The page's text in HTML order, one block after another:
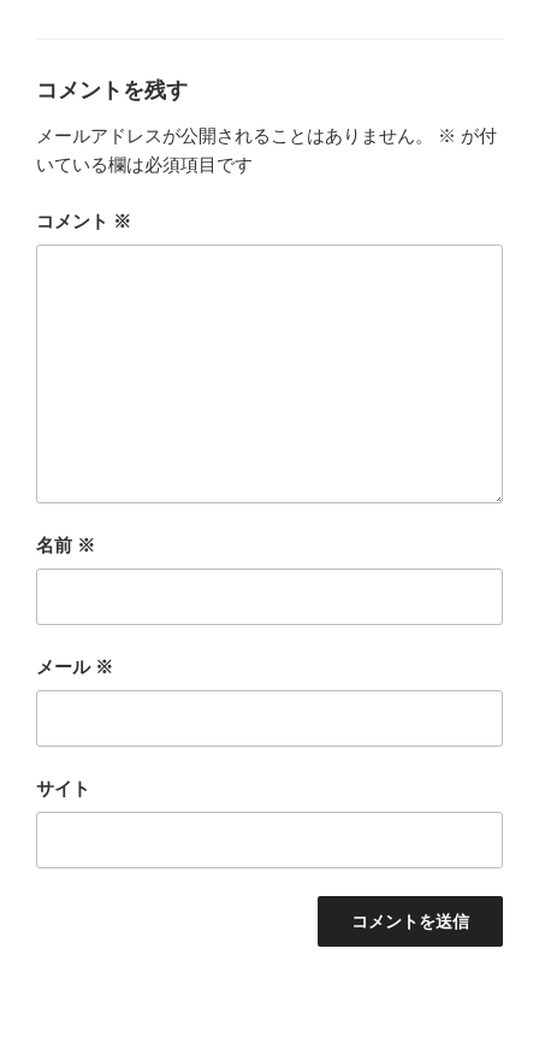
コメントを残す
メールアドレスが公開されることはありません。 ※ が付
いている欄は必須項目です
コメント ※
名前 ※
メール ※
サイト